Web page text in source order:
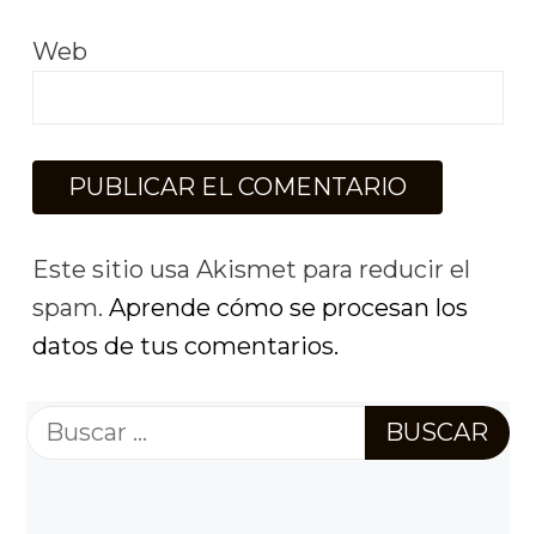
Web
Este sitio usa Akismet para reducir el
spam. Aprende cómo se procesan los
datos de tus comentarios.
Buscar: